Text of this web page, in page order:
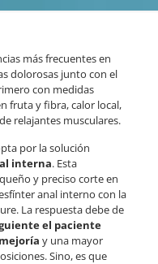
más frecuentes en
dolorosas junto con el
con medidas
fruta y fibra, calor local,
relajantes musculares.
por la solución
interna. Esta
y preciso corte en
anal interno con la
La respuesta debe de
el paciente
y una mayor
Sino, es que